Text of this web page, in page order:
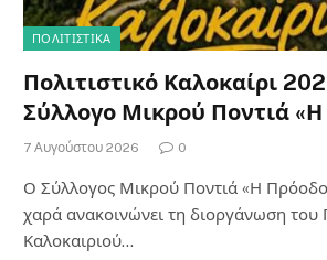
ΠΟΛΙΤΙΣΤΙΚΑ
Πολιτιστικό Καλοκαίρι
Σύλλογο Μικρού Ποντιά «Η
7 Αυγούστου 2026 0
Ο Σύλλογος Μικρού Ποντιά «Η
χαρά ανακοινώνει τη διοργάνωση του
Καλοκαιριού…